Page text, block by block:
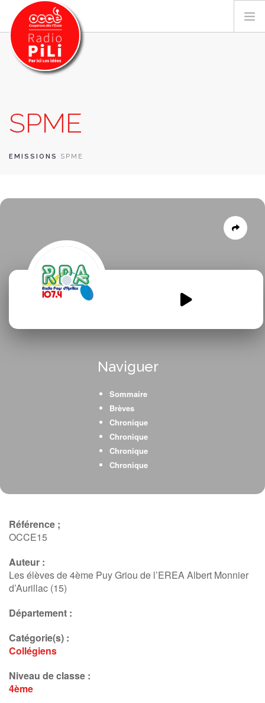
GRILLE DES PROGRAMMES
EMISSIONS / PODCASTS
CONTACT
SPME
EMISSIONS SPME
web-radio-erea-spme-audio.mp3
Naviguer
Sommaire
Brèves
Chronique
Chronique
Chronique
Chronique
Référence ;
OCCE15
Auteur :
Les élèves de 4ème Puy Griou de l’EREA Albert Monnier
d’Aurillac (15)
Département :
Catégorie(s) :
Collégiens
Niveau de classe :
4ème